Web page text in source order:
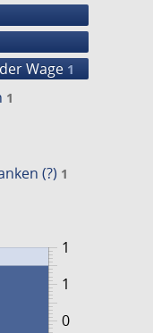
Wage 1
1
(?) 1
1
0
1